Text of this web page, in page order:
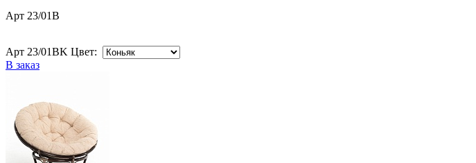
Арт 23/01B
Арт 23/01BK Цвет:
В заказ